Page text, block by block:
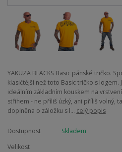
YAKUZA BLACKS Basic pánské tričko.
klasičtější než toto Basic tričko s logem.
ideálním základním kouskem na
střihem - ne příliš úzký, ani příliš volný,
doplněna o záložku s l... celý popis
Dostupnost
Skladem
Velikost